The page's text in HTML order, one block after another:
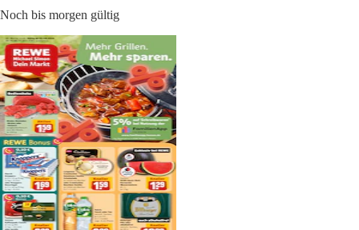
Noch bis morgen gültig